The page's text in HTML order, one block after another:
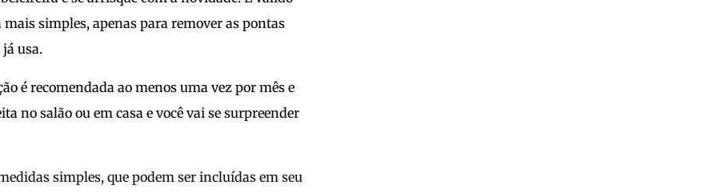
simples, apenas para remover as pontas
usa.
é recomendada ao menos uma vez por mês e
no salão ou em casa e você vai se surpreender
simples, que podem ser incluídas em seu